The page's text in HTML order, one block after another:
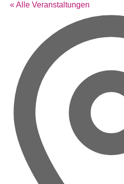
« Alle Veranstaltungen